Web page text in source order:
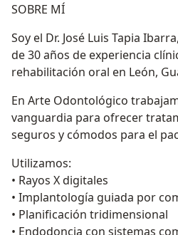
SOBRE MÍ
Soy el Dr. José Luis Tapia
de 30 años de experiencia
rehabilitación oral en León,
En Arte Odontológico
vanguardia para ofrecer
seguros y cómodos para el
Utilizamos:
• Rayos X digitales
• Implantología guiada por
• Planificación tridimensional
• Endodoncia con sistemas